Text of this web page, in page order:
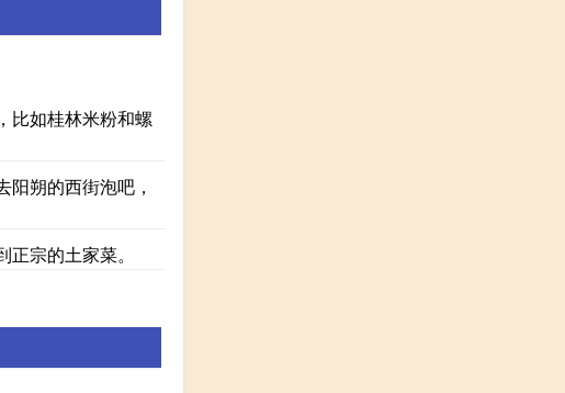
比如桂林米粉和螺
朔的西街泡吧，
宗的土家菜。